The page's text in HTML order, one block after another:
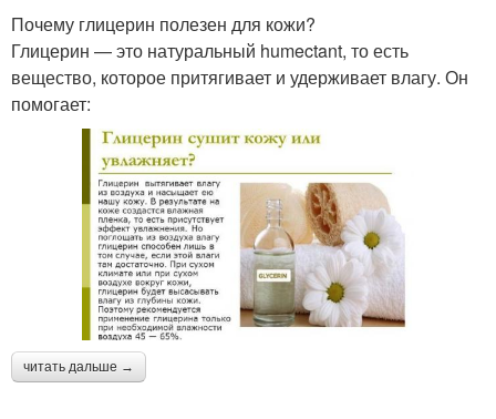
Почему глицерин полезен для кожи?
Глицерин — это натуральный humectant, то есть
вещество, которое притягивает и удерживает влагу. Он
помогает:
читать дальше →